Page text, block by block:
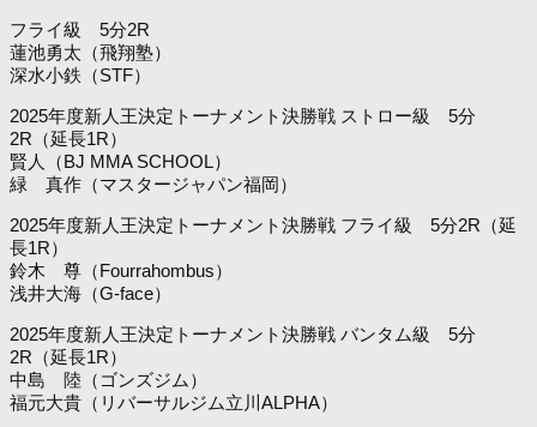
フライ級 5分2R
蓮池勇太（飛翔塾）
深水小鉄（STF）
2025年度新人王決定トーナメント決勝戦 ストロー級 5分
2R（延長1R）
賢人（BJ MMA SCHOOL）
緑 真作（マスタージャパン福岡）
2025年度新人王決定トーナメント決勝戦 フライ級 5分2R（延
長1R）
鈴木 尊（Fourrahombus）
浅井大海（G-face）
2025年度新人王決定トーナメント決勝戦 バンタム級 5分
2R（延長1R）
中島 陸（ゴンズジム）
福元大貴（リバーサルジム立川ALPHA）